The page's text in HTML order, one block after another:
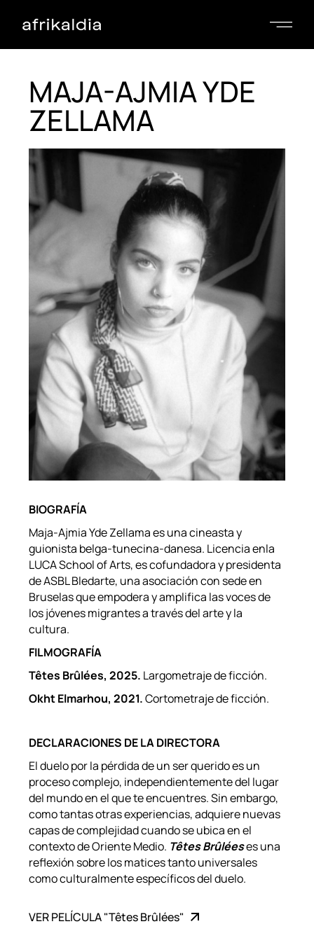
MAJA-AJMIA YDE
ZELLAMA
BIOGRAFÍA
Maja-Ajmia Yde Zellama es una cineasta y
guionista belga-tunecina-danesa. Licencia enla
LUCA School of Arts, es cofundadora y presidenta
de ASBL Bledarte, una asociación con sede en
Bruselas que empodera y amplifica las voces de
los jóvenes migrantes a través del arte y la
cultura.
FILMOGRAFÍA
Têtes Brûlées, 2025. Largometraje de ficción.
Okht Elmarhou, 2021.Cortometraje de ficción.
DECLARACIONES DE LA DIRECTORA
El duelo por la pérdida de un ser querido es un
proceso complejo, independientemente del lugar
del mundo en el que te encuentres. Sin embargo,
como tantas otras experiencias, adquiere nuevas
capas de complejidad cuando se ubica en el
contexto de Oriente Medio. Têtes Brûléeses una
reflexión sobre los matices tanto universales
como culturalmente específicos del duelo.
VER PELÍCULA "Têtes Brûlées"